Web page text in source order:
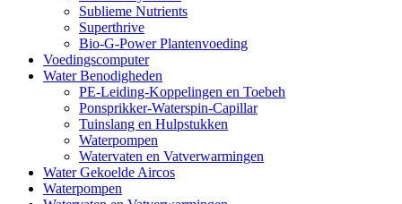
Sublieme Nutrients
Superthrive
Bio-G-Power Plantenvoeding
Voedingscomputer
Water Benodigheden
PE-Leiding-Koppelingen en Toebeh
Ponsprikker-Waterspin-Capillar
Tuinslang en Hulpstukken
Waterpompen
Watervaten en Vatverwarmingen
Water Gekoelde Aircos
Waterpompen